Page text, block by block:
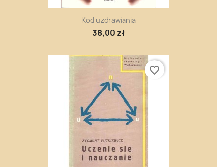
Kod uzdrawiania
38,00 zł
favorite_border